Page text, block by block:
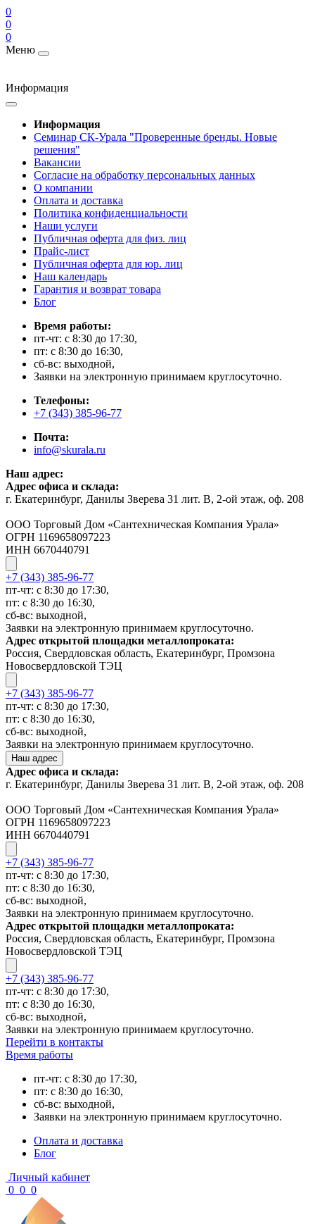
0
0
0
Меню
Информация
Информация
Cеминар СК-Урала "Проверенные бренды. Новые
решения"
Вакансии
Согласие на обработку персональных данных
О компании
Оплата и доставка
Политика конфиденциальности
Наши услуги
Публичная оферта для физ. лиц
Прайс-лист
Публичная оферта для юр. лиц
Наш календарь
Гарантия и возврат товара
Блог
Время работы:
пт-чт: с 8:30 до 17:30,
пт: с 8:30 до 16:30,
сб-вс: выходной,
Заявки на электронную принимаем круглосуточно.
Телефоны:
+7 (343) 385-96-77
Почта:
info@skurala.ru
Наш адрес:
Адрес офиса и склада:
г. Екатеринбург, Данилы Зверева 31 лит. В, 2-ой этаж, оф. 208
ООО Торговый Дом «Сантехническая Компания Урала»
ОГРН 1169658097223
ИНН 6670440791
+7 (343) 385-96-77
пт-чт: с 8:30 до 17:30,
пт: с 8:30 до 16:30,
сб-вс: выходной,
Заявки на электронную принимаем круглосуточно.
Адрес открытой площадки металлопроката:
Россия, Свердловская область, Екатеринбург, Промзона
Новосвердловской ТЭЦ
+7 (343) 385-96-77
пт-чт: с 8:30 до 17:30,
пт: с 8:30 до 16:30,
сб-вс: выходной,
Заявки на электронную принимаем круглосуточно.
Наш адрес
Адрес офиса и склада:
г. Екатеринбург, Данилы Зверева 31 лит. В, 2-ой этаж, оф. 208
ООО Торговый Дом «Сантехническая Компания Урала»
ОГРН 1169658097223
ИНН 6670440791
+7 (343) 385-96-77
пт-чт: с 8:30 до 17:30,
пт: с 8:30 до 16:30,
сб-вс: выходной,
Заявки на электронную принимаем круглосуточно.
Адрес открытой площадки металлопроката:
Россия, Свердловская область, Екатеринбург, Промзона
Новосвердловской ТЭЦ
+7 (343) 385-96-77
пт-чт: с 8:30 до 17:30,
пт: с 8:30 до 16:30,
сб-вс: выходной,
Заявки на электронную принимаем круглосуточно.
Перейти в контакты
Время работы
пт-чт: с 8:30 до 17:30,
пт: с 8:30 до 16:30,
сб-вс: выходной,
Заявки на электронную принимаем круглосуточно.
Оплата и доставка
Блог
Личный кабинет
0 0 0